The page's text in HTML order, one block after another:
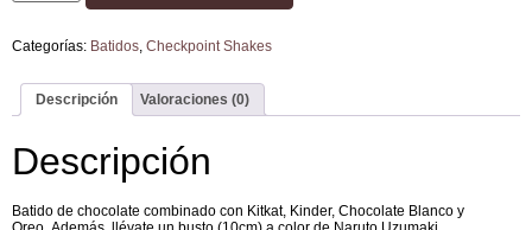
Categorías: Batidos Checkpoint Shakes
Descripción Valoraciones (0)
Descripción
Batido de chocolate combinado con Kitkat, Kinder, Chocolate Blanco y